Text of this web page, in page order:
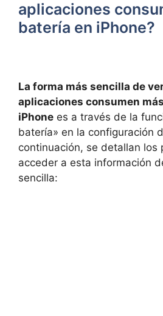
aplicaciones
batería en iPhone?
La forma más sencilla de
aplicaciones consumen
iPhone es a‌ través de la
batería» en la configuración
continuación, se detallan los
acceder ‍a esta información‍
sencilla: